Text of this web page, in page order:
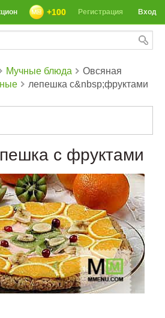
Вход
Регистрация
+100
Мучные блюда
Овсяная
лепешка с&nbsp;фруктами
с фруктами